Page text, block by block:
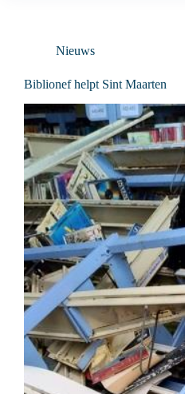
Nieuws
Biblionef helpt Sint Maarten